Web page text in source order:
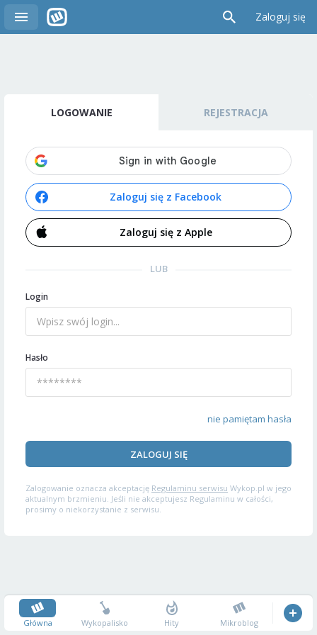
Zaloguj się
LOGOWANIE REJESTRACJA
Zaloguj się z Facebook
Zaloguj się z Apple
LUB
Login
Hasło
nie pamiętam hasła
ZALOGUJ SIĘ
Zalogowanie oznacza akceptację Regulaminu serwisu Wykop.pl w jego
aktualnym brzmieniu. Jeśli nie akceptujesz Regulaminu w całości,
prosimy o niekorzystanie z serwisu.
Główna Wykopalisko Hity Mikroblog